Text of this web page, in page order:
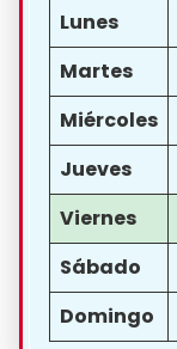
Lunes
Martes
Miércoles
Jueves
Viernes
Sábado
Domingo